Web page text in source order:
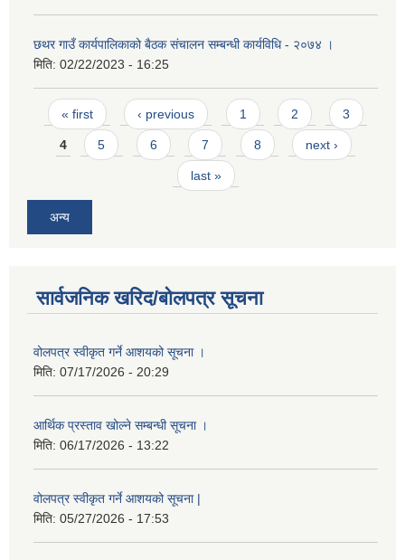
छथर गाउँ कार्यपालिकाको बैठक संचालन सम्बन्धी कार्यविधि - २०७४ ।
मिति: 02/22/2023 - 16:25
Pages
« first ‹ previous 1 2 3
4 5 6 7 8 next ›
last »
अन्य
सार्वजनिक खरिद/बोलपत्र सूचना
वोलपत्र स्वीकृत गर्ने आशयको सूचना ।
मिति: 07/17/2026 - 20:29
आर्थिक प्रस्ताव खोल्ने सम्बन्धी सूचना ।
मिति: 06/17/2026 - 13:22
वोलपत्र स्वीकृत गर्ने आशयको सूचना |
मिति: 05/27/2026 - 17:53